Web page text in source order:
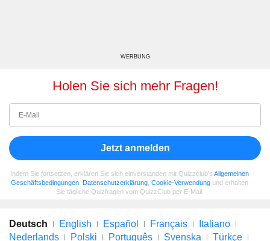
WERBUNG
Holen Sie sich mehr Fragen!
Jetzt anmelden
Indem Sie fortsetzen, erklären Sie sich einverstanden mit Quizzclub's Allgemeinen
Geschäftsbedingungen Datenschutzerklärung Cookie-Verwendung und erhalten
Sie tägliche Quizfragen vom QuizzClub per E-Mail.
Deutsch English Español Français
Italiano
Nederlands
Polski Português Svenska
Türkçe